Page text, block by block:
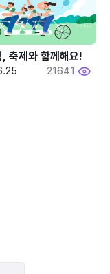
, 축제와 함께해요!
21641